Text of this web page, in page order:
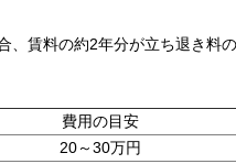
、賃料の約2年分が立ち退き料
費用の目安
20～30万円